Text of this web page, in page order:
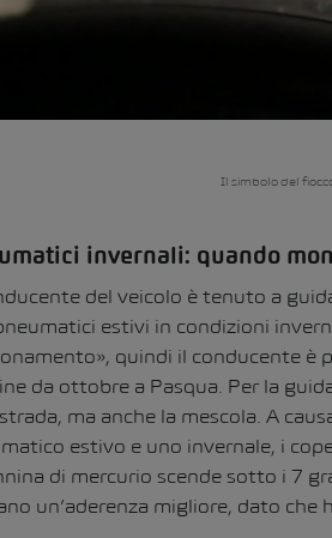
Il simbolo del
invernali: quando
del veicolo è tenuto a
estivi in condizioni
quindi il conducente è
da ottobre a Pasqua. Per la
ma anche la mescola. A
estivo e uno invernale, i
di mercurio scende sotto i 7
un’aderenza migliore, dato che